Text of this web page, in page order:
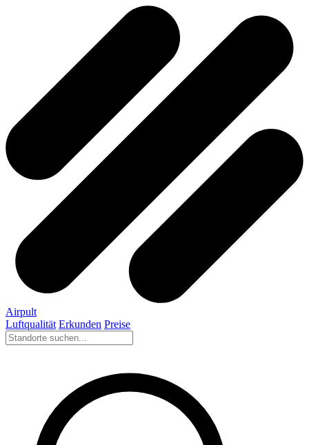
Airpult
Luftqualität Erkunden Preise